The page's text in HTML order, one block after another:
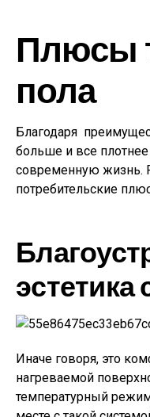
Плюсы
пола
Благодаря
больше и все
современную жизнь.
потребительские
Иначе говоря, это
нагреваемой
температурный